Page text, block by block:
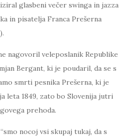
glasbeni večer swinga in jazza
in pisatelja Franca Prešerna
nagovoril veleposlanik Republike
Bergant, ki je poudaril, da se s
smrti pesnika Prešerna, ki je
leta 1849, zato bo Slovenija jutri
prehoda.
nocoj vsi skupaj tukaj, da s